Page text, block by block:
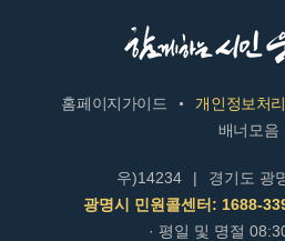
홈페이지가이드 개인정보처
배너모음
우)14234 |
경기도 광
광명시 민원콜센터: 1688-
· 평일 및 명절